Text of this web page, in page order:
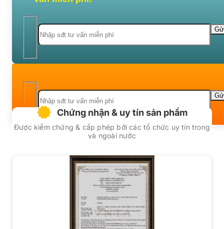
Chứng nhận & uy tín sản phẩm
Được kiểm chứng & cấp phép bởi các tổ chức uy tín trong
và ngoài nước